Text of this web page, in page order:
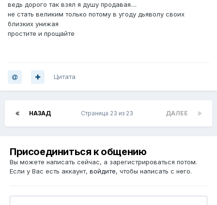
ведь дорого так взял я душу продавая....
не стать великим только потому в угоду дьяволу своих
близких унижая
простите и прощайте
Цитата
НАЗАД ДАЛЕЕ
Страница 23 из 23
Присоединиться к общению
Вы можете написать сейчас, а зарегистрироваться потом.
Если у Вас есть аккаунт, войдите, чтобы написать с него.